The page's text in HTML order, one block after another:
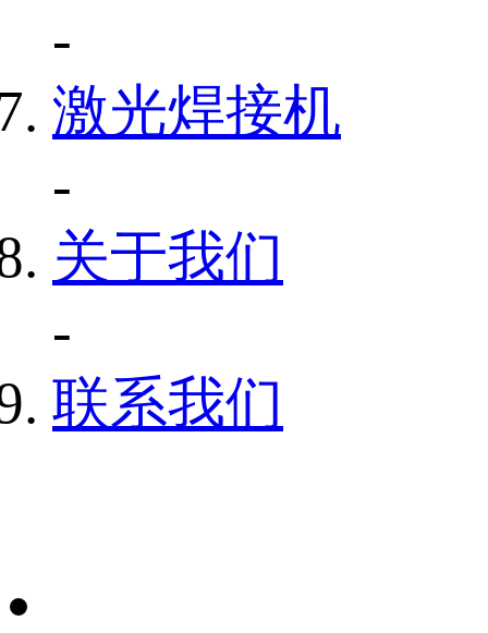
-
激光焊接机
-
关于我们
-
联系我们